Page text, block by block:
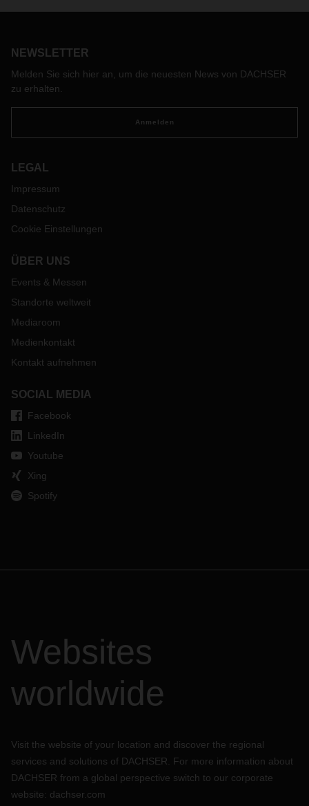
chinesischen Großstädten bleibt angespannt. Dadurch
Ihnen daher einen Überblick über die aktuelle Situation in
NEWSLETTER
Melden Sie sich hier an, um die neuesten News von DACHSER
zu erhalten.
Anmelden
LEGAL
Impressum
Datenschutz
Cookie Einstellungen
ÜBER UNS
Events & Messen
Standorte weltweit
Mediaroom
Medienkontakt
Kontakt aufnehmen
SOCIAL MEDIA
Facebook
LinkedIn
Youtube
Xing
Spotify
Websites
worldwide
Visit the website of your location and discover the regional
services and solutions of DACHSER. For more information about
DACHSER from a global perspective switch to our corporate
website: dachser.com